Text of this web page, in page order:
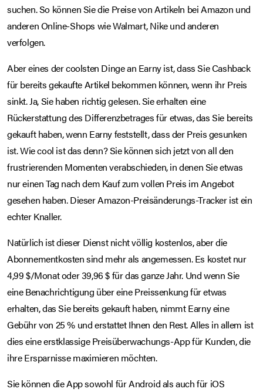
suchen. So können Sie die Preise von Artikeln bei Amazon und
anderen Online-Shops wie Walmart, Nike und anderen
verfolgen.
Aber eines der coolsten Dinge an Earny ist, dass Sie Cashback
für bereits gekaufte Artikel bekommen können, wenn ihr Preis
sinkt. Ja, Sie haben richtig gelesen. Sie erhalten eine
Rückerstattung des Differenzbetrages für etwas, das Sie bereits
gekauft haben, wenn Earny feststellt, dass der Preis gesunken
ist. Wie cool ist das denn? Sie können sich jetzt von all den
frustrierenden Momenten verabschieden, in denen Sie etwas
nur einen Tag nach dem Kauf zum vollen Preis im Angebot
gesehen haben. Dieser Amazon-Preisänderungs-Tracker ist ein
echter Knaller.
Natürlich ist dieser Dienst nicht völlig kostenlos, aber die
Abonnementkosten sind mehr als angemessen. Es kostet nur
4,99 $/Monat oder 39,96 $ für das ganze Jahr. Und wenn Sie
eine Benachrichtigung über eine Preissenkung für etwas
erhalten, das Sie bereits gekauft haben, nimmt Earny eine
Gebühr von 25 % und erstattet Ihnen den Rest. Alles in allem ist
dies eine erstklassige Preisüberwachungs-App für Kunden, die
ihre Ersparnisse maximieren möchten.
Sie können die App sowohl für Android als auch für iOS